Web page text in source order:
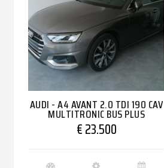
AUDI - A4 AVANT 2.0 TDI 190 CAV
MULTITRONIC BUS PLUS
€ 23.500